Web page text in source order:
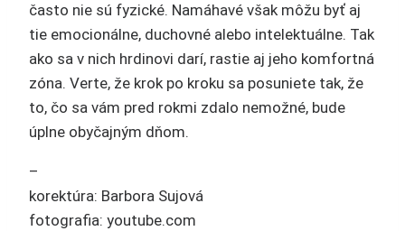
často nie sú fyzické. Namáhavé však môžu byť aj
tie emocionálne, duchovné alebo intelektuálne. Tak
ako sa v nich hrdinovi darí, rastie aj jeho komfortná
zóna. Verte, že krok po kroku sa posuniete tak, že
to, čo sa vám pred rokmi zdalo nemožné, bude
úplne obyčajným dňom.
–
korektúra: Barbora Sujová
fotografia: youtube.com